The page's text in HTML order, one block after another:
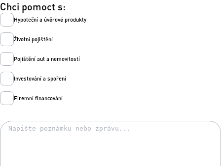
Chci pomoct s:
Hypoteční a úvěrové produkty
Životní pojištění
Pojištění aut a nemovitostí
Investování a spoření
Firemní financování